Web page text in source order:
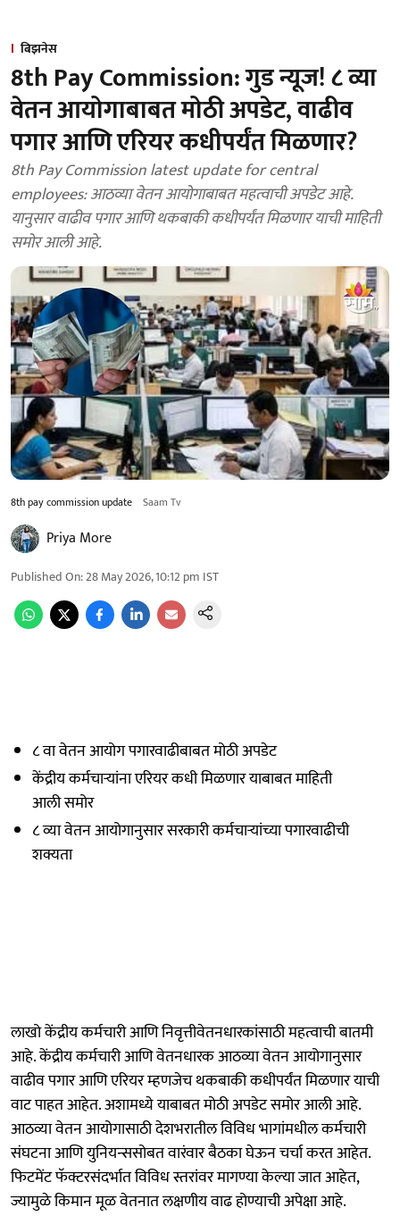
बिझनेस
8th Pay Commission: गुड न्यूज! ८ व्या
वेतन आयोगाबाबत मोठी अपडेट, वाढीव
पगार आणि एरियर कधीपर्यंत मिळणार?
8th Pay Commission latest update for central
employees: आठव्या वेतन आयोगाबाबत महत्वाची अपडेट आहे.
यानुसार वाढीव पगार आणि थकबाकी कधीपर्यंत मिळणार याची माहिती
समोर आली आहे.
8th pay commission update Saam Tv
Priya More
Published On:28 May 2026, 10:12 pm IST
८ वा वेतन आयोग पगारवाढीबाबत मोठी अपडेट
केंद्रीय कर्मचाऱ्यांना एरियर कधी मिळणार याबाबत माहिती
आली समोर
८ व्या वेतन आयोगानुसार सरकारी कर्मचाऱ्यांच्या पगारवाढीची
शक्यता
लाखो केंद्रीय कर्मचारी आणि निवृत्तीवेतनधारकांसाठी महत्वाची बातमी
आहे. केंद्रीय कर्मचारी आणि वेतनधारक आठव्या वेतन आयोगानुसार
वाढीव पगार आणि एरियर म्हणजेच थकबाकी कधीपर्यंत मिळणार याची
वाट पाहत आहेत. अशामध्ये याबाबत मोठी अपडेट समोर आली आहे.
आठव्या वेतन आयोगासाठी देशभरातील विविध भागांमधील कर्मचारी
संघटना आणि युनियन्ससोबत वारंवार बैठका घेऊन चर्चा करत आहेत.
फिटमेंट फॅक्टरसंदर्भात विविध स्तरांवर मागण्या केल्या जात आहेत,
ज्यामुळे किमान मूळ वेतनात लक्षणीय वाढ होण्याची अपेक्षा आहे.